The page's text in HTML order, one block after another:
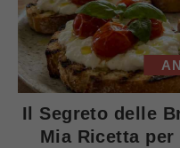
Il Segreto delle
Mia Ricetta